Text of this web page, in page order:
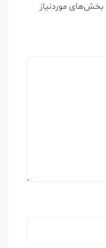
بخش‌های موردنیاز